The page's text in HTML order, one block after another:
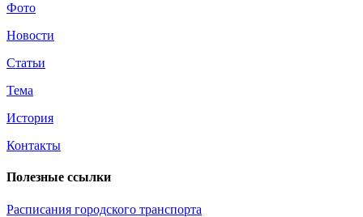
Фото
Новости
Статьи
Тема
История
Контакты
Полезные ссылки
Расписания городского транспорта